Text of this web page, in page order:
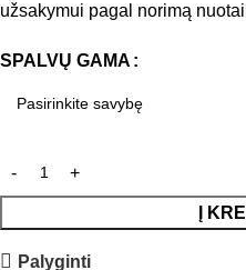
užsakymui pagal norimą
SPALVŲ GAMA
Į
Palyginti